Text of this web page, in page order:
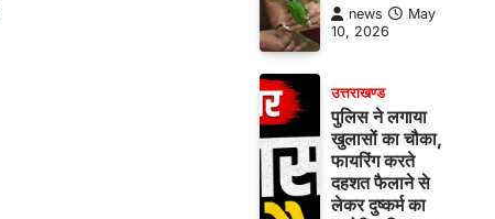
news
May
10, 2026
उत्तराखण्ड
पुलिस ने लगाया
खुलासों का चौका,
फायरिंग करते
दहशत फैलाने से
लेकर दुष्कर्म का